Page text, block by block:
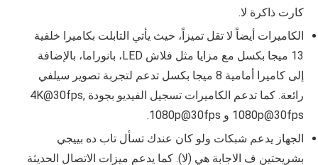
كارت ذاكرة لا.
الكاميرات أيضاً لا تقل تميزاً، حيث يأتي التابلت بكاميرا خلفية
13 ميجا بكسل مع مزايا مثل فلاش LED، بانوراما، بالإضافة
إلى كاميرا أمامية 8 ميجا بكسل تدعم لتجربة تصوير سيلفي
رائعة. كما تدعم الكاميرات تسجيل الفيديو بجودة 4K@30fps,
1080p@30fps و 1080p@30fps.
الجهاز يدعم شبكات ولو كان عندك تسأل تاب ده بييجي
بشريحتين ف الاجابة هي (لا). كما يدعم ميزات الاتصال الحديثة